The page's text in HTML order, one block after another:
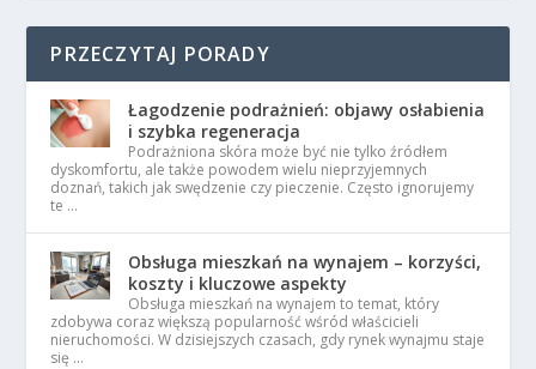
PRZECZYTAJ PORADY
Łagodzenie podrażnień: objawy osłabienia
i szybka regeneracja
Podrażniona skóra może być nie tylko źródłem
dyskomfortu, ale także powodem wielu nieprzyjemnych
doznań, takich jak swędzenie czy pieczenie. Często ignorujemy
te …
Obsługa mieszkań na wynajem – korzyści,
koszty i kluczowe aspekty
Obsługa mieszkań na wynajem to temat, który
zdobywa coraz większą popularność wśród właścicieli
nieruchomości. W dzisiejszych czasach, gdy rynek wynajmu staje
się …